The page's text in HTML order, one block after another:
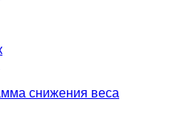
снижения веса